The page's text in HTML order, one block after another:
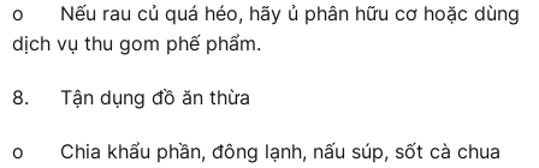
o
Nếu rau củ quá héo, hãy ủ phân hữu cơ hoặc dùng
dịch vụ thu gom phế phẩm.
8. Tận dụng đồ ăn thừa
o
Chia khẩu phần, đông lạnh, nấu súp, sốt cà chua